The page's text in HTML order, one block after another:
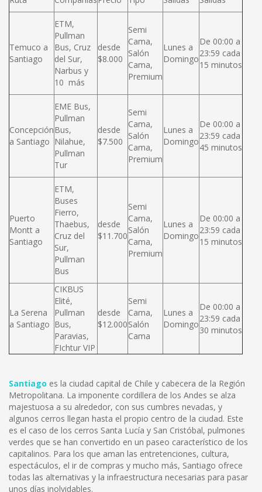
Temuco a
Santiago
ETM,
Pullman
Bus, Cruz
del Sur,
Narbus y
10 más
desde
$8.000
Semi
Cama,
Salón
Cama,
Premium
Lunes a
Domingo
De 00:00 a
23:59 cada
15 minutos
Concepción
a Santiago
EME Bus,
Pullman
Bus,
Nilahue,
Pullman
Tur
desde
$7.500
Semi
Cama,
Salón
Cama,
Premium
Lunes a
Domingo
De 00:00 a
23:59 cada
45 minutos
Puerto
Montt a
Santiago
ETM,
Buses
Fierro,
Thaebus,
Cruz del
Sur,
Pullman
Bus
desde
$11.700
Semi
Cama,
Salón
Cama,
Premium
Lunes a
Domingo
De 00:00 a
23:59 cada
15 minutos
La Serena
a Santiago
CIKBUS
Elité,
Pullman
Bus,
Paravias,
FIchtur VIP
desde
$12.000
Semi
Cama,
Salón
Cama
Lunes a
Domingo
De 00:00 a
23:59 cada
30 minutos
Santiago es la ciudad capital de Chile y cabecera de la Región
Metropolitana. La imponente cordillera de los Andes se alza
majestuosa a su alrededor, con sus cumbres nevadas, y
algunos cerros llegan hasta el propio centro de la ciudad. Este
es el caso de los cerros Santa Lucía y San Cristóbal, pulmones
verdes que se han convertido en un paseo característico de los
capitalinos. Para los que aman las entretenciones, cultura,
espectáculos, el ir de compras y mucho más, Santiago ofrece
todas las alternativas y la infraestructura necesarias para pasar
unos días inolvidables.